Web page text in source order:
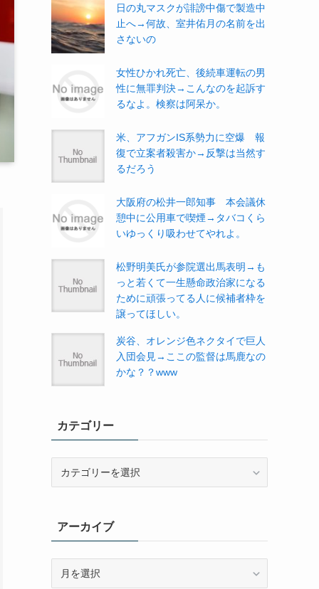
日の丸マスクが誹謗中傷で製造中
止へ→何故、室井佑月の名前を出
さないの
女性ひかれ死亡、後続車運転の男
性に無罪判決→こんなのを起訴す
るなよ。検察は阿呆か。
米、アフガンIS系勢力に空爆 報
復で立案者殺害か→反撃は当然す
るだろう
大阪府の松井一郎知事 本会議休
憩中に公用車で喫煙→タバコくら
いゆっくり吸わせてやれよ。
松野明美氏が参院選出馬表明→も
っと若くて一生懸命政治家になる
ために頑張ってる人に候補者枠を
譲ってほしい。
炭谷、オレンジ色ネクタイで巨人
入団会見→ここの監督は馬鹿なの
かな？？www
カテゴリー
ーアーカイブ